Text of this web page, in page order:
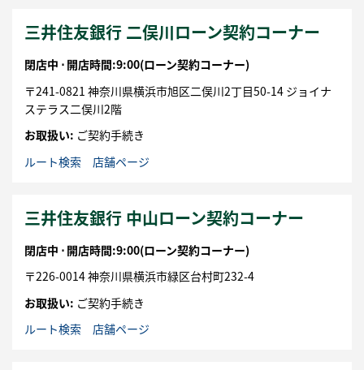
三井住友銀行 二俣川ローン契約コーナー
閉店中 ⋅ 開店時間:9:00(ローン契約コーナー)
〒241-0821 神奈川県横浜市旭区二俣川2丁目50-14 ジョイナ
ステラス二俣川2階
お取扱い: ご契約手続き
ルート検索
店舗ページ
三井住友銀行 中山ローン契約コーナー
閉店中 ⋅ 開店時間:9:00(ローン契約コーナー)
〒226-0014神奈川県横浜市緑区台村町232-4
お取扱い: ご契約手続き
ルート検索
店舗ページ